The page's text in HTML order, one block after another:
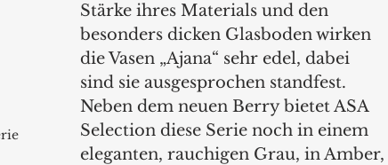
Stärke ihres Materials und den
besonders dicken Glasboden wirken
die Vasen „Ajana“ sehr edel, dabei
sind sie ausgesprochen standfest.
Neben dem neuen Berry bietet ASA
Selection diese Serie noch in einem
eleganten, rauchigen Grau, in Amber,